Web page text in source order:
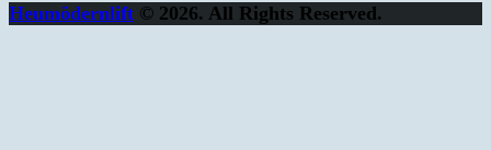
Heumödernlift © 2026. All Rights Reserved.